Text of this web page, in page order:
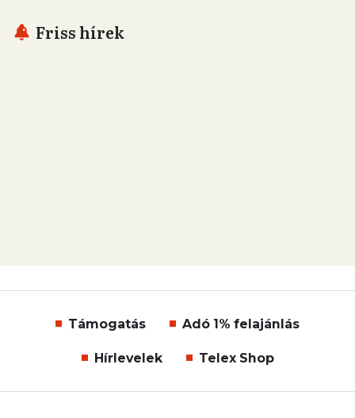
Friss hírek
Támogatás Adó 1% felajánlás
Hírlevelek Telex Shop